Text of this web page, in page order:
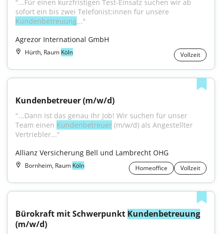
"...Für einen kurzfristigen Test-Einsatz suchen wir ab
Kundenbetreuung..."
Agrezor International GmbH
Hürth, Raum Köln Vollzeit
Kundenbetreuer (m/w/d)
"...Dann ist das genau Ihr Job! Wir suchen für unser
Team einen Kundenbetreuer (m/w/d) als Angestellter
Vertriebler..."
Allianz Versicherung Bell und Lambrecht OHG
Bornheim, Raum Köln Homeoffice Vollzeit
Bürokraft mit Schwerpunkt Kundenbetreuung
(m/w/d)